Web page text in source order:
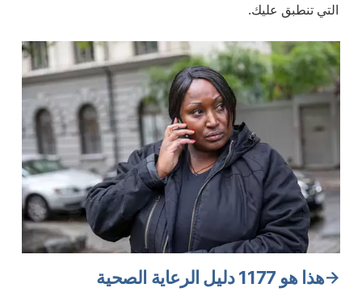
التي تنطبق عليك.
هذا هو 1177 دليل الرعاية الصحية